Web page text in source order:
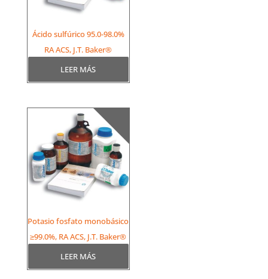
Ácido sulfúrico 95.0-98.0%
RA ACS, J.T. Baker®
LEER MÁS
Potasio fosfato monobásico
≥99.0%, RA ACS, J.T. Baker®
LEER MÁS